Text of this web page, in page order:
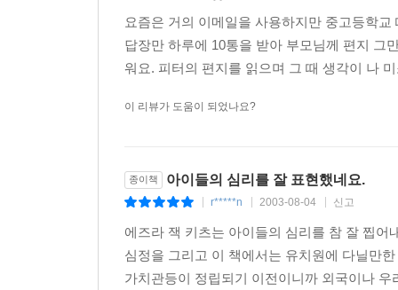
요즘은 거의 이메일을 사용하지만 중고등학
답장만 하루에 10통을 받아 부모님께 편지 그
워요. 피터의 편지를 읽으며 그 때 생각이 나
이 리뷰가 도움이 되었나요?
종이책 아이들의 심리를 잘 표현했네요.
r*****n 2003-08-04 신고
에즈라 잭 키츠는 아이들의 심리를 참 잘 찝
심정을 그리고 이 책에서는 유치원에 다닐만
가치관등이 정립되기 이전이니까 외국이나